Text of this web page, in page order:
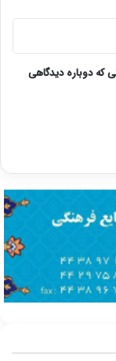
که دوباره دیدگاهی